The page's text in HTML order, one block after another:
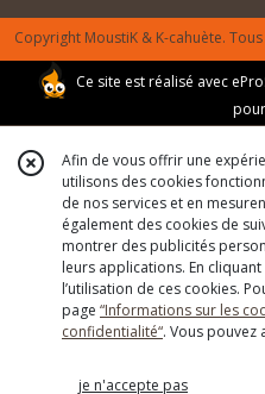
Copyright MoustiK & K-cahuète.
Ce site est réalisé avec
Afin de vous offrir une
utilisons des cookies
de nos services et en
également des cookies de
montrer des publicités
leurs applications. En cliquant
l’utilisation de ces cookies.
page “Informations sur les
confidentialité“. Vous pouvez
je n'accepte pas